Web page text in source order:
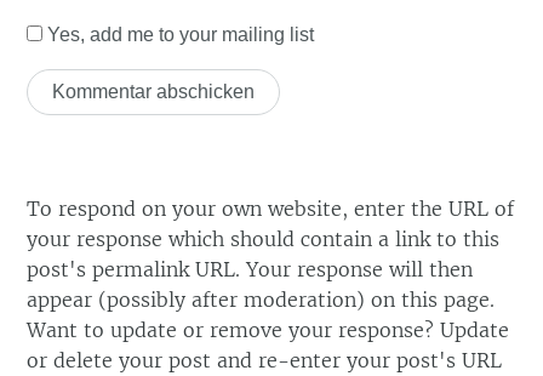
Yes, add me to your mailing list
To respond on your own website, enter the URL of
your response which should contain a link to this
post's permalink URL. Your response will then
appear (possibly after moderation) on this page.
Want to update or remove your response? Update
or delete your post and re-enter your post's URL